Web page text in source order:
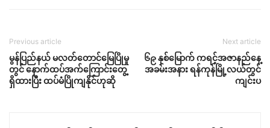
Previous article
မွန်ပြည်နယ် မလတ်တောင်မြေပြိုမှု
တွင် နောက်ထပ်အက်ကြောင်းတွေ့
ရှိထားပြီး ထပ်မံပြိုကျနိုင်ဟုဆို
Next article
၆၉ နှစ်မြောက် ကရင့်အဇာနည်နေ့
အခမ်းအနား ရန်ကုန်မြို့လယ်တွင်
ကျင်းပ